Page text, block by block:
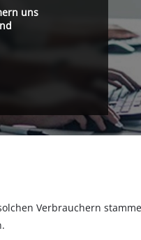
uns
Verbrauchern